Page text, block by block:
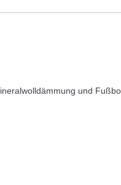
und